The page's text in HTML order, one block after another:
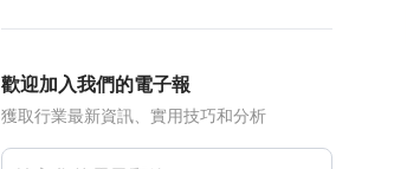
歡迎加入我們的電子報
獲取行業最新資訊、實用技巧和分析